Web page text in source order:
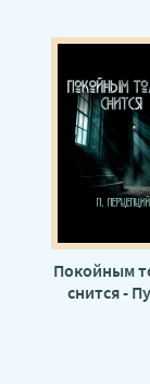
Покойным
снится -